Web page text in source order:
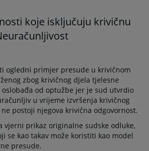
koje isključuju krivičnu
ogledni primjer presude u krivičnom
zbog krivičnog djela tjelesne
od optužbe jer je sud utvrdio
u vrijeme izvršenja krivičnog
postoji njegova krivična odgovornost.
vjerni prikaz originalne sudske odluke,
se kao takav može koristiti kao model
presude.